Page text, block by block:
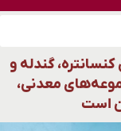
گندله و
معدنی،
است